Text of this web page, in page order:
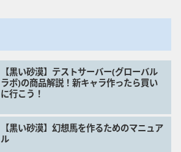
【黒い砂漠】テストサーバー(グローバル
ラボ)の商品解説！新キャラ作ったら買い
に行こう！
【黒い砂漠】幻想馬を作るためのマニュア
ル